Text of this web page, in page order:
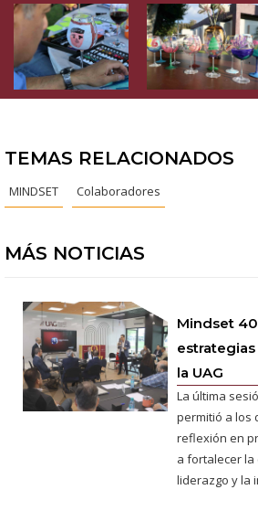
TEMAS RELACIONADOS
MINDSET Colaboradores
MÁS NOTICIAS
Mindset
la UAG
La última
permitió a los
reflexión en
a fortalecer la
liderazgo y la